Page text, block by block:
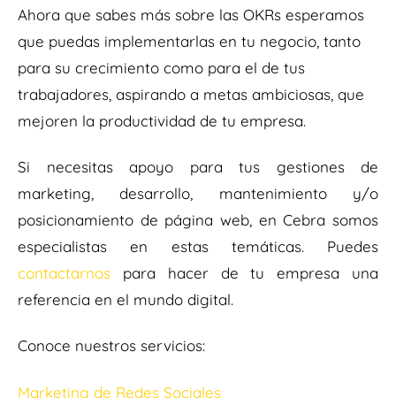
Ahora que sabes más sobre las OKRs esperamos
que puedas implementarlas en tu negocio, tanto
para su crecimiento como para el de tus
trabajadores, aspirando a metas ambiciosas, que
mejoren la productividad de tu empresa.
Si necesitas apoyo para tus gestiones de
marketing, desarrollo, mantenimiento y/o
posicionamiento de página web, en Cebra somos
especialistas en estas temáticas. Puedes
contactarnos para hacer de tu empresa una
referencia en el mundo digital.
Conoce nuestros servicios:
Marketing de Redes Sociales